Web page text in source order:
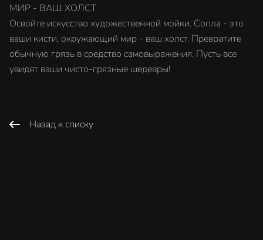
МИР - ВАШ ХОЛСТ
Освойте искусство художественной мойки. Сопла - это
ваши кисти, окружающий мир - ваш холст. Превратите
обычную грязь в средство самовыражения. Пусть все
увидят ваши чисто-грязные шедевры!
Назад к списку